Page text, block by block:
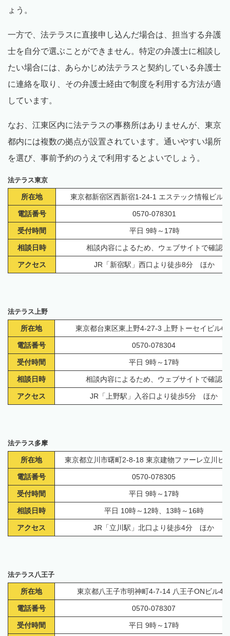
ょう。
一方で、法テラスに直接申し込んだ場合は、担当する弁護
士を自分で選ぶことができません。特定の弁護士に相談し
たい場合には、あらかじめ法テラスと契約している弁護士
に連絡を取り、その弁護士経由で制度を利用する方法が適
しています。
なお、江東区内に法テラスの事務所はありませんが、東京
都内には複数の拠点が設置されています。通いやすい場所
を選び、事前予約のうえで利用するとよいでしょう。
法テラス東京
所在地 東京都新宿区西新宿1-24-1 エステック情報ビル
電話番号 0570-078301
受付時間 平日 9時～17時
相談日時 相談内容によるため、ウェブサイトで確認
アクセス JR「新宿駅」西口より徒歩8分 ほか
法テラス上野
所在地 東京都台東区東上野4-27-3 上野トーセイビル6
電話番号 0570-078304
受付時間 平日 9時～17時
相談日時 相談内容によるため、ウェブサイトで確認
アクセス JR「上野駅」入谷口より徒歩5分 ほか
法テラス多摩
所在地 東京都立川市曙町2-8-18 東京建物ファーレ立川ビ
電話番号 0570-078305
受付時間 平日 9時～17時
相談日時 平日 10時～12時、13時～16時
アクセス JR「立川駅」北口より徒歩4分 ほか
法テラス八王子
所在地 東京都八王子市明神町4-7-14 八王子ONビル4階
電話番号 0570-078307
受付時間 平日 9時～17時